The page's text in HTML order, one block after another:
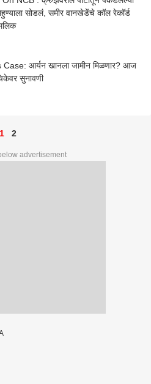
सोडलं, समीर वानखेडेंचे कॉल रेकॉर्ड
आर्यन खानला जामीन मिळणार? आज
सुनावणी
1 2
advertisement